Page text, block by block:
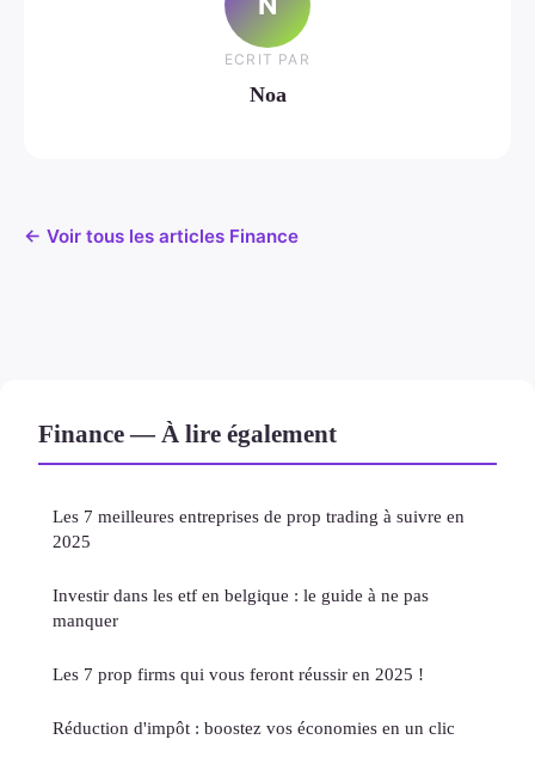
ECRIT PAR
Noa
← Voir tous les articles Finance
Finance — À lire également
Les 7 meilleures entreprises de prop trading à suivre en
2025
Investir dans les etf en belgique : le guide à ne pas
manquer
Les 7 prop firms qui vous feront réussir en 2025 !
Réduction d'impôt : boostez vos économies en un clic